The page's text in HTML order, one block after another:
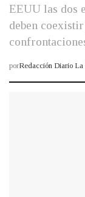
EEUU las dos
deben
porRedacción Diario La